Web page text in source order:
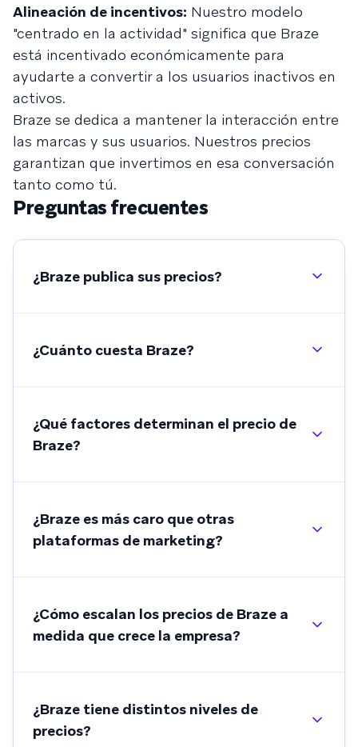
Alineación de incentivos: Nuestro modelo
"centrado en la actividad" significa que Braze
está incentivado económicamente para
ayudarte a convertir a los usuarios inactivos en
activos.
Braze se dedica a mantener la interacción entre
las marcas y sus usuarios. Nuestros precios
garantizan que invertimos en esa conversación
tanto como tú.
Preguntas frecuentes
¿Braze publica sus precios?
¿Cuánto cuesta Braze?
¿Qué factores determinan el precio de
Braze?
¿Braze es más caro que otras
plataformas de marketing?
¿Cómo escalan los precios de Braze a
medida que crece la empresa?
¿Braze tiene distintos niveles de
precios?